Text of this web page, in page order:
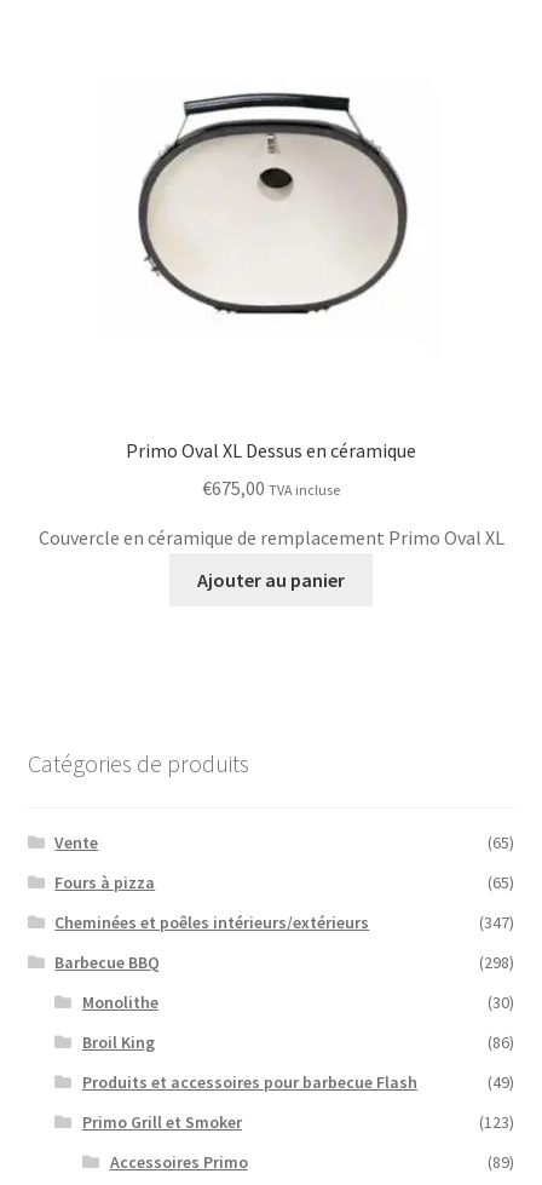
Primo Oval XL Dessus en céramique
€675,00 TVA incluse
Couvercle en céramique de remplacement Primo Oval XL
Ajouter au panier
Catégories de produits
Vente
(65)
Fours à pizza
(65)
Cheminées et poêles intérieurs/extérieurs
(347)
Barbecue BBQ
(298)
Monolithe
(30)
Broil King
(86)
Produits et accessoires pour barbecue Flash
(49)
Primo Grill et Smoker
(123)
Accessoires Primo
(89)